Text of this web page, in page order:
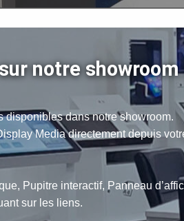
notre
disponibles dans notre showroom.
Media directement depuis
Pupitre interactif, Panneau
sur les liens.